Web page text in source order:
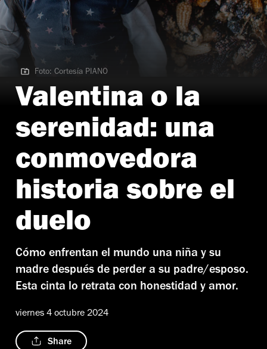
Foto: Cortesía PIANO
Foto: Cortesía PIANO
Valentina o la
serenidad: una
conmovedora
historia sobre el
duelo
Cómo enfrentan el mundo una niña y su
madre después de perder a su padre/esposo.
Esta cinta lo retrata con honestidad y amor.
viernes 4 octubre 2024
Share